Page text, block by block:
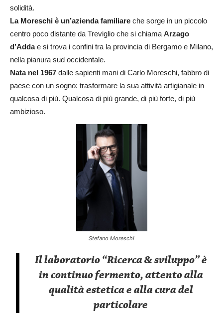
solidità.
La Moreschi è un’azienda familiare che sorge in un piccolo
centro poco distante da Treviglio che si chiamaArzago
d’Addae si trova i confini tra la provincia di Bergamo e Milano,
nella pianura sud occidentale.
Nata nel 1967 dalle sapienti mani di Carlo Moreschi, fabbro di
paese con un sogno: trasformare la sua attività artigianale in
qualcosa di più. Qualcosa di più grande, di più forte, di più
ambizioso.
Stefano Moreschi
Il laboratorio “Ricerca & sviluppo” è
in continuo fermento, attento alla
qualità estetica e alla cura del
particolare